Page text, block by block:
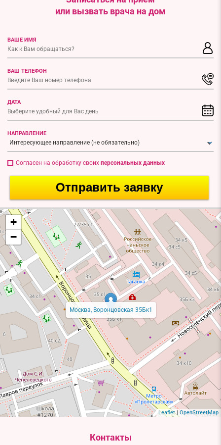
или вызвать врача на дом
ВАШЕ ИМЯ
ВАШ ТЕЛЕФОН
ДАТА
НАПРАВЛЕНИЕ
Согласен на обработку своих персональных данных
Отправить заявку
Москва, Воронцовская 35Бк1
+
−
Leaflet| OpenStreetMap
Контакты